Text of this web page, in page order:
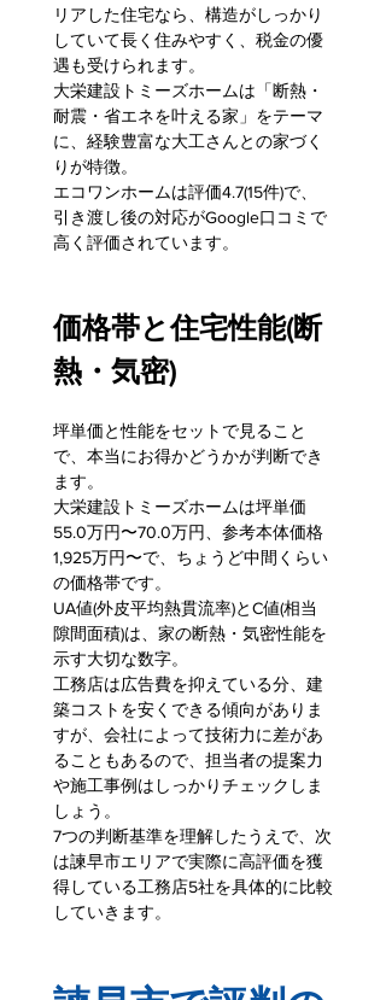
リアした住宅なら、構造がしっかり
していて長く住みやすく、税金の優
遇も受けられます。
大栄建設トミーズホームは「断熱・
耐震・省エネを叶える家」をテーマ
に、経験豊富な大工さんとの家づく
りが特徴。
エコワンホームは評価4.7(15件)で、
引き渡し後の対応がGoogle口コミで
高く評価されています。
価格帯と住宅性能(断
熱・気密)
坪単価と性能をセットで見ること
で、本当にお得かどうかが判断でき
ます。
大栄建設トミーズホームは坪単価
55.0万円〜70.0万円、参考本体価格
1,925万円〜で、ちょうど中間くらい
の価格帯です。
UA値(外皮平均熱貫流率)とC値(相当
隙間面積)は、家の断熱・気密性能を
示す大切な数字。
工務店は広告費を抑えている分、建
築コストを安くできる傾向がありま
すが、会社によって技術力に差があ
ることもあるので、担当者の提案力
や施工事例はしっかりチェックしま
しょう。
7つの判断基準を理解したうえで、次
は諫早市エリアで実際に高評価を獲
得している工務店5社を具体的に比較
していきます。